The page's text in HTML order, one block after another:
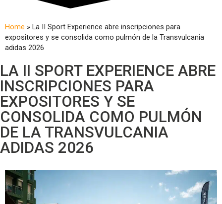
Home » La II Sport Experience abre inscripciones para
expositores y se consolida como pulmón de la Transvulcania
adidas 2026
LA II SPORT EXPERIENCE ABRE
INSCRIPCIONES PARA
EXPOSITORES Y SE
CONSOLIDA COMO PULMÓN
DE LA TRANSVULCANIA
ADIDAS 2026